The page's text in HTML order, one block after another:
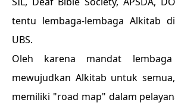
tentu lembaga-lembaga Alkitab
UBS.
Oleh karena mandat
mewujudkan Alkitab untuk
memiliki "road map" dalam